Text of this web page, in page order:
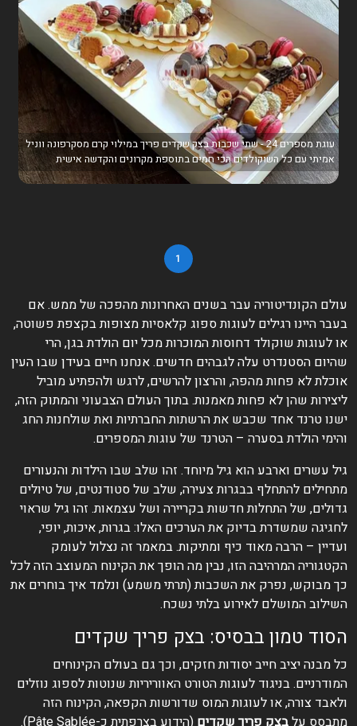
עוגת מספרים 24 - שתי שכבות בצק שקדים פריך במילוי קרם מסקרפונה ווניל
אמיתי עם כל השוקולדים הכי חמים בתוספת מקרונים והקדשה אישית
1
עולם הקונדיטוריה עבר בשנים האחרונות מהפכה של ממש. אם
בעבר היינו רגילים לעוגות ספוג קלאסיות מצופות בקצפת פשוטה,
או לעוגות שוקולד דחוסות המוכרות מכל יום הולדת בגן, הרי
שהיום הסטנדרט עלה לגבהים חדשים. אנחנו חיים בעידן שבו העין
אוכלת לא פחות מהפה, והרצון להרשים, לרגש ולהפתיע מוביל
ליצירות שהן לא פחות מאמנות. בתוך העולם הצבעוני והמתוק הזה,
ישנו טרנד אחד שכבש את הרשתות החברתיות ואת שולחנות החג
והימי הולדת בסערה – הטרנד של עוגות המספרים.
גיל עשרים וארבע הוא גיל מיוחד. זהו שלב שבו הילדות והנעורים
מתחילים להתחלף בבגרות צעירה, שלב של סטודנטים, של טיולים
גדולים, של התחלות חדשות בקריירה ושל עצמאות. זהו גיל שראוי
לחגיגה שמשדרת בדיוק את הערכים האלו: בגרות, איכות, יופי,
ועדיין – הרבה מאוד כיף ומתיקות. במאמר זה נצלול לעומק
הקטגוריה המרהיבה הזו, נבין מה הופך את הקינוח המעוצב הזה לכל
כך מבוקש, נפרק את השכבות (תרתי משמע) ונלמד איך בוחרים את
השילוב המושלם לאירוע בלתי נשכח.
הסוד טמון בבסיס: בצק פריך שקדים
כל מבנה יציב חייב יסודות חזקים, וכך גם בעולם הקינוחים
המודרניים. בניגוד לעוגות הטורט האווריריות שנוטות לספוג נוזלים
ולאבד צורה, או לעוגות המוס שדורשות הקפאה, הקינוח הזה